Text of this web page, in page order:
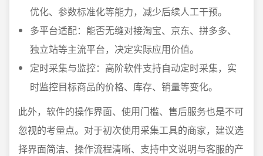
优化、参数标准化等能力，减少后续人工干预。
多平台适配：能否无缝对接淘宝、京东、拼多多、
独立站等主流平台，决定实际应用价值。
定时采集与监控：高阶软件支持自动定时采集，实
时监控目标商品的价格、库存、销量等变化。
此外，软件的操作界面、使用门槛、售后服务也是不可
忽视的考量点。对于初次使用采集工具的商家，建议选
择界面简洁、操作流程清晰、支持中文说明与客服的产